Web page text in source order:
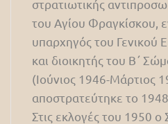
στρατιωτικής
του Αγίου Φραγκίσκου,
υπαρχηγός του Γενικού
και διοικητής του Β΄
(Ιούνιος 1946-Μάρτιος
αποστρατεύτηκε το 1948.
Στις εκλογές του 1950